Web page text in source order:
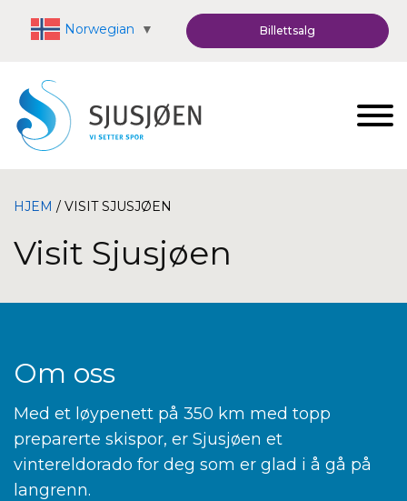
Norwegian ▼ Billettsalg
HJEM / VISIT SJUSJØEN
Visit Sjusjøen
Om oss
Med et løypenett på 350 km med topp
preparerte skispor, er Sjusjøen et
vintereldorado for deg som er glad i å gå på
langrenn.